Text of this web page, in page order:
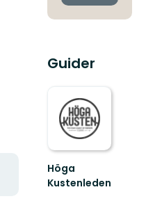
Guider
Höga
Kustenleden